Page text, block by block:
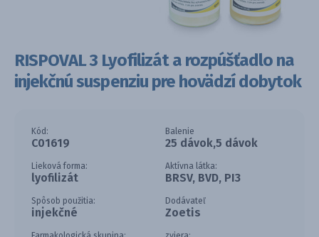
RISPOVAL 3 Lyofilizát a rozpúšťadlo na
injekčnú suspenziu pre hovädzí dobytok
Kód:
C01619
Balenie
25 dávok,5 dávok
Lieková forma:
lyofilizát
Aktívna látka:
BRSV, BVD, PI3
Spôsob použitia:
injekčné
Dodávateľ
Zoetis